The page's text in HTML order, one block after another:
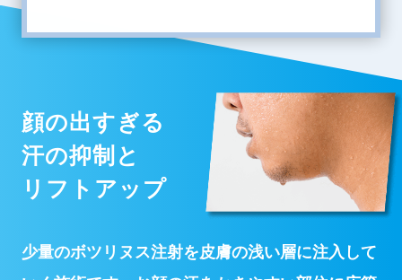
顔の出すぎる
汗の抑制と
リフトアップ
少量のボツリヌス注射を皮膚の浅い層に注入して